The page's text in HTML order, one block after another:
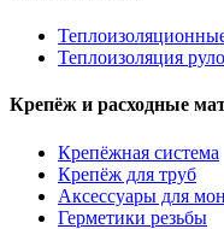
Теплоизоляция
Крепёж и расходные
Крепёжная система
Крепёж для труб
Аксессуары для
Герметики резьбы